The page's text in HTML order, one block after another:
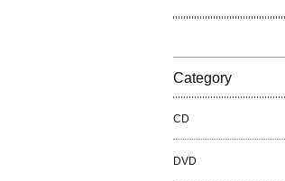
Category
CD
DVD